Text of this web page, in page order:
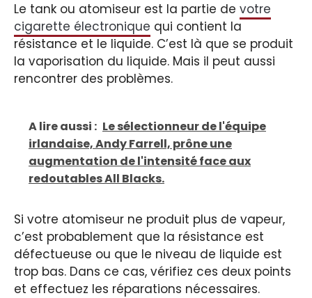
Le tank ou atomiseur est la partie de votre
cigarette électronique qui contient la
résistance et le liquide. C’est là que se produit
la vaporisation du liquide. Mais il peut aussi
rencontrer des problèmes.
A lire aussi : Le sélectionneur de l'équipe
irlandaise, Andy Farrell, prône une
augmentation de l'intensité face aux
redoutables All Blacks.
Si votre atomiseur ne produit plus de vapeur,
c’est probablement que la résistance est
défectueuse ou que le niveau de liquide est
trop bas. Dans ce cas, vérifiez ces deux points
et effectuez les réparations nécessaires.